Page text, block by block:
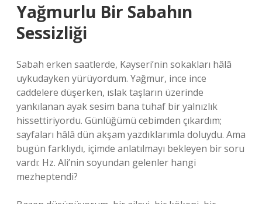
Yağmurlu Bir Sabahın
Sessizliği
Sabah erken saatlerde, Kayseri’nin sokakları hâlâ
uykudayken yürüyordum. Yağmur, ince ince
caddelere düşerken, ıslak taşların üzerinde
yankılanan ayak sesim bana tuhaf bir yalnızlık
hissettiriyordu. Günlüğümü cebimden çıkardım;
sayfaları hâlâ dün akşam yazdıklarımla doluydu. Ama
bugün farklıydı, içimde anlatılmayı bekleyen bir soru
vardı: Hz. Ali’nin soyundan gelenler hangi
mezheptendi?